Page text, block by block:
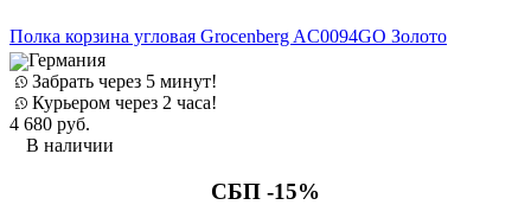
Полка корзина угловая Grocenberg AC0094GO Золото
Германия
Забрать через 5 минут!
Курьером через 2 часа!
4 680 руб.
В наличии
СБП -15%